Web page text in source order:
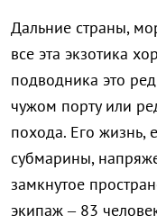
Дальние страны,
все эта экзотика
подводника это
чужом порту или
похода. Его жизнь,
субмарины,
замкнутое
экипаж – 83